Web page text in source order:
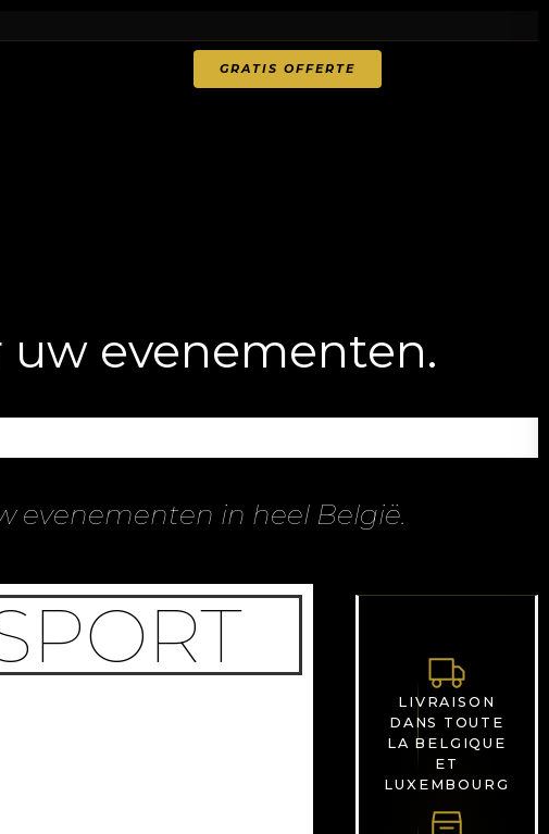
GRATIS OFFERTE
uw evenementen.
evenementen in heel België.
LIVRAISON
DANS TOUTE
LA BELGIQUE
ET
LUXEMBOURG